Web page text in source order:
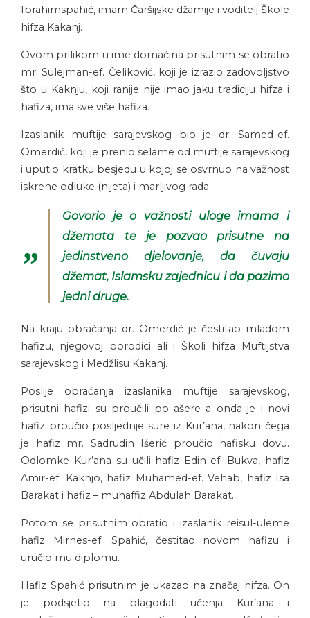
Ibrahimspahić, imam Čaršijske džamije i voditelj Škole
hifza Kakanj.
Ovom prilikom u ime domaćina prisutnim se obratio
mr. Sulejman-ef. Čeliković, koji je izrazio zadovoljstvo
što u Kaknju, koji ranije nije imao jaku tradiciju hifza i
hafiza, ima sve više hafiza.
Izaslanik muftije sarajevskog bio je dr. Samed-ef.
Omerdić, koji je prenio selame od muftije sarajevskog
i uputio kratku besjedu u kojoj se osvrnuo na važnost
iskrene odluke (nijeta) i marljivog rada.
Govorio je o važnosti uloge imama i
džemata te je pozvao prisutne na
jedinstveno djelovanje, da čuvaju
džemat, Islamsku zajednicu i da pazimo
jedni druge.
Na kraju obraćanja dr. Omerdić je čestitao mladom
hafizu, njegovoj porodici ali i Školi hifza Muftijstva
sarajevskog i Medžlisu Kakanj.
Poslije obraćanja izaslanika muftije sarajevskog,
prisutni hafizi su proučili po ašere a onda je i novi
hafiz proučio posljednje sure iz Kur’ana, nakon čega
je hafiz mr. Sadrudin Išerić proučio hafisku dovu.
Odlomke Kur’ana su učili hafiz Edin-ef. Bukva, hafiz
Amir-ef. Kaknjo, hafiz Muhamed-ef. Vehab, hafiz Isa
Barakat i hafiz – muhaffiz Abdulah Barakat.
Potom se prisutnim obratio i izaslanik reisul-uleme
hafiz Mirnes-ef. Spahić, čestitao novom hafizu i
uručio mu diplomu.
Hafiz Spahić prisutnim je ukazao na značaj hifza. On
je podsjetio na blagodati učenja Kur’ana i